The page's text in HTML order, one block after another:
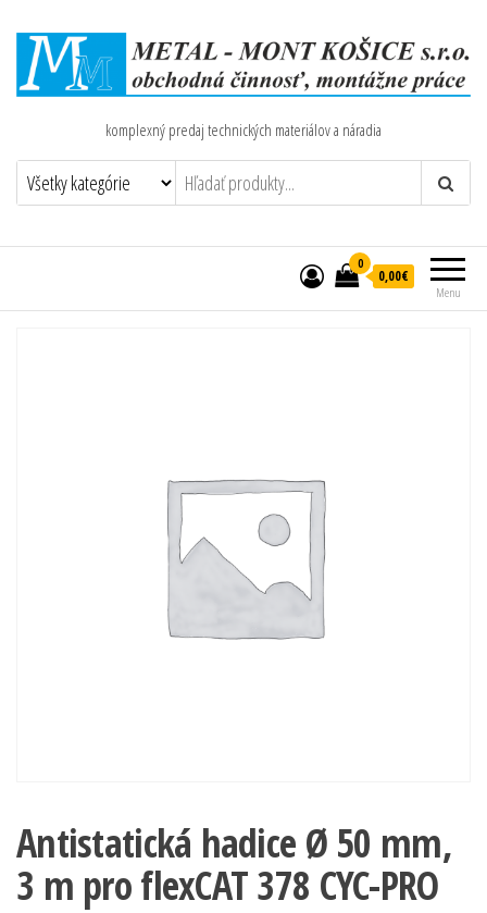
komplexný predaj technických materiálov a náradia
Menu
0
0,00€
Antistatická hadice Ø 50 mm,
3 m pro flexCAT 378 CYC-PRO